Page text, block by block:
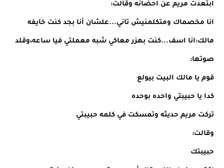
ابتعدت مريم عن احضانه وقالت:
انا مخصماك ومتكلمنيش تاني...علشان أنا بجد كنت خايفه
مالك:انا اسف...كنت بهزر معاكي شبه معملتي فيا ساعه،وقلد
صوتها:
قوم يا مالك البيت بيولع
كدا يا حبيبتي واحده بوحده
تركت مريم حديثه وتمسكت في كلمه حبيبتي
وقالت:
حبيبتك